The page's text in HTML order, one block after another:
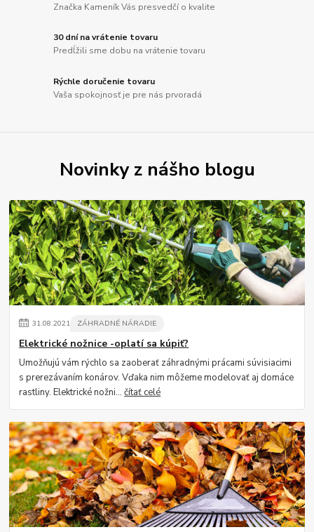
Značka Kameník Vás presvedčí o kvalite
30 dní na vrátenie tovaru
Predĺžili sme dobu na vrátenie tovaru
Rýchle doručenie tovaru
Vaša spokojnosť je pre nás prvoradá
Novinky z nášho blogu
31.08.2021 ZÁHRADNÉ NÁRADIE
Elektrické nožnice -oplatí sa kúpiť?
Umožňujú vám rýchlo sa zaoberať záhradnými prácami súvisiacimi
s prerezávaním konárov. Vďaka nim môžeme modelovať aj domáce
rastliny. Elektrické nožni...čítať celé